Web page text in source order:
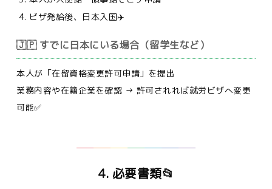
ビザ発給後、日本入国✈️
🇯🇵 すでに日本にいる場合（留学生など）
本人が「在留資格変更許可申請」を提出
業務内容や在籍企業を確認 → 許可されれば就労ビザへ変更
可能✅
4. 必要書類📂